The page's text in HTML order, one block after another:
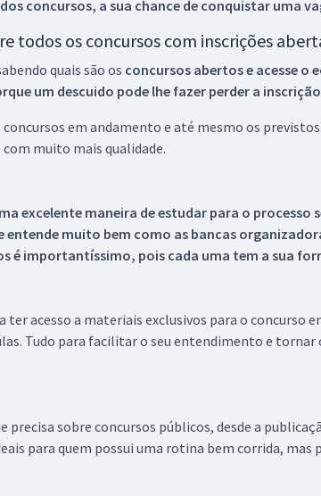
concursos, a sua chance de conquistar uma
todos os concursos com inscrições
quais são os concursos abertos e acesse
um descuido pode lhe fazer perder a
em andamento e até mesmo os
muito mais qualidade.
excelente maneira de estudar para o
entende muito bem como as bancas
é importantíssimo, pois cada uma tem a sua
ter acesso a materiais exclusivos para o
Tudo para facilitar o seu entendimento e
precisa sobre concursos públicos, desde a
para quem possui uma rotina bem corrida,